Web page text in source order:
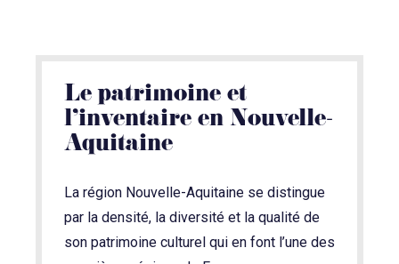
Le patrimoine et
l’inventaire en Nouvelle-
Aquitaine
La région Nouvelle-Aquitaine se distingue
par la densité, la diversité et la qualité de
son patrimoine culturel qui en font l’une des